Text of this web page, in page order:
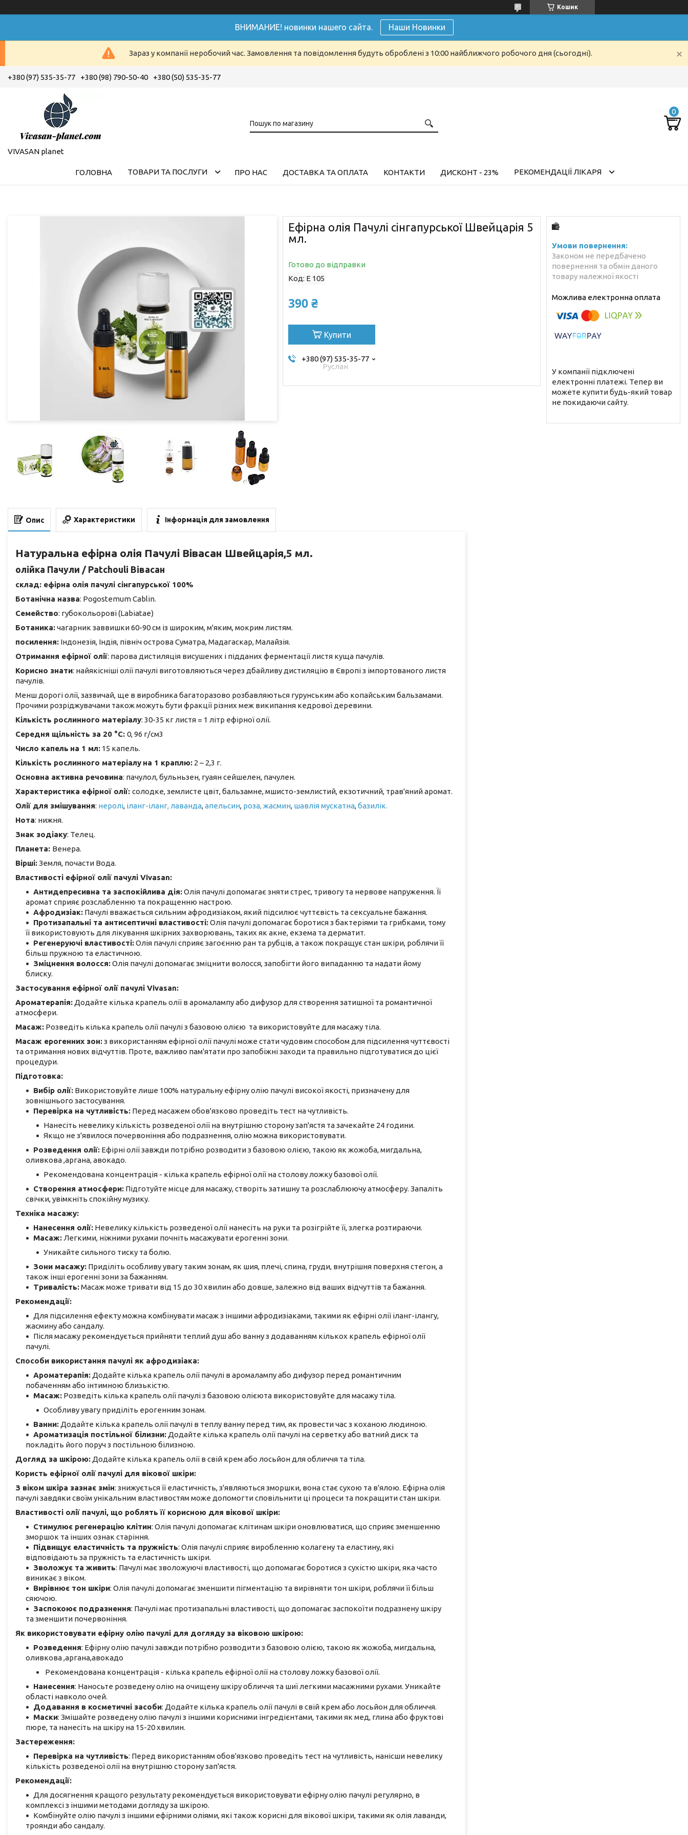
Кошик
ВНИМАНИЕ! новинки нашего сайта. Наши Новинки
Зараз у компанії неробочий час. Замовлення та повідомлення будуть оброблені з 10:00 найближчого робочого дня (сьогодні).
+380 (97) 535-35-77 +380 (98) 790-50-40 +380 (50) 535-35-77
VIVASAN planet
ГОЛОВНА ТОВАРИ ТА ПОСЛУГИ ПРО НАС ДОСТАВКА ТА ОПЛАТА КОНТАКТИ ДИСКОНТ - 23% РЕКОМЕНДАЦІЇ ЛІКАРЯ
Ефірна олія Пачулі сінгапурської Швейцарія 5
мл.
Готово до відправки
Код: Е 105
390 ₴
Купити
+380 (97) 535-35-77
Руслан
Законом не передбачено
повернення та обмін даного
товару належної якості
У компанії підключені
електронні платежі. Тепер ви
можете купити будь-який товар
не покидаючи сайту.
Опис Характеристики Інформація для замовлення
Натуральна ефірна олія Пачулі Вівасан Швейцарія,5 мл.
олійка Пачули / Patchouli Вівасан
склад: ефірна олія пачулі сінгапурської 100%
Ботанічна назва: Pogostemum Cablin.
Семейство: губокольорові (Labiatae)
Ботаника:чагарник заввишки 60-90 см із широким, м'яким, мокрим листям.
посилення: Індонезія, Індія, північ острова Суматра, Мадагаскар, Малайзія.
Отримання ефірної олії: парова дистиляція висушених і підданих ферментації листя куща пачулів.
Корисно знати: найякісніші олії пачулі виготовляються через дбайливу дистиляцію в Європі з імпортованого листя
пачулів.
Менш дорогі олії, зазвичай, ще в виробника багаторазово розбавляються гурунським або копайським бальзамами.
Прочими розріджувачами також можуть бути фракції різних меж википання кедрової деревини.
Кількість рослинного матеріалу: 30-35 кг листя = 1 літр ефірної олії.
Середня щільність за 20 °C: 0, 96 г/см3
Число капель на 1 мл: 15 капель.
Кількість рослинного матеріалу на 1 краплю: 2 – 2,3 г.
Основна активна речовина: пачулол, бульньзен, гуаян сейшелен, пачулен.
Характеристика ефірної олії: солодке, землисте цвіт, бальзамне, мшисто-землистий, екзотичний, трав'яний аромат.
Олії для змішування: неролі, іланг-іланг, лаванда,апельсин, роза,жасмин, шавлія мускатна,базилік.
Нота: нижня.
Знак зодіаку: Телец.
Планета: Венера.
Вірші:Земля, почасти Вода.
Властивості ефірної олії пачулі Vivasan:
Антидепресивна та заспокійлива дія:Олія пачулі допомагає зняти стрес, тривогу та нервове напруження. Її
аромат сприяє розслабленню та покращенню настрою.
Афродизіак: Пачулі вважається сильним афродизіаком, який підсилює чуттєвість та сексуальне бажання.
Протизапальні та антисептичні властивості:Олія пачулі допомагає боротися з бактеріями та грибками, тому
її використовують для лікування шкірних захворювань, таких як акне, екзема та дерматит.
Регенеруючі властивості:Олія пачулі сприяє загоєнню ран та рубців, а також покращує стан шкіри, роблячи її
більш пружною та еластичною.
Зміцнення волосся:Олія пачулі допомагає зміцнити волосся, запобігти його випаданню та надати йому
блиску.
Застосування ефірної олії пачулі Vivasan:
Ароматерапія: Додайте кілька крапель олії в аромалампу або дифузор для створення затишної та романтичної
атмосфери.
Масаж: Розведіть кілька крапель олії пачулі з базовою олією та використовуйте для масажу тіла.
Масаж ерогенних зон:з використанням ефірної олії пачулі може стати чудовим способом для підсилення чуттєвості
та отримання нових відчуттів. Проте, важливо пам'ятати про запобіжні заходи та правильно підготуватися до цієї
процедури.
Підготовка:
Вибір олії: Використовуйте лише 100% натуральну ефірну олію пачулі високої якості, призначену для
зовнішнього застосування.
Перевірка на чутливість: Перед масажем обов'язково проведіть тест на чутливість.
Нанесіть невелику кількість розведеної олії на внутрішню сторону зап'ястя та зачекайте 24 години.
Якщо не з'явилося почервоніння або подразнення, олію можна використовувати.
Розведення олії: Ефірні олії завжди потрібно розводити з базовою олією, такою як жожоба, мигдальна,
оливкова ,аргана, авокадо.
Рекомендована концентрація - кілька крапель ефірної олії на столову ложку базової олії.
Створення атмосфери: Підготуйте місце для масажу, створіть затишну та розслаблюючу атмосферу. Запаліть
свічки, увімкніть спокійну музику.
Техніка масажу:
Нанесення олії: Невелику кількість розведеної олії нанесіть на руки та розігрійте її, злегка розтираючи.
Масаж: Легкими, ніжними рухами почніть масажувати ерогенні зони.
Уникайте сильного тиску та болю.
Зони масажу: Приділіть особливу увагу таким зонам, як шия, плечі, спина, груди, внутрішня поверхня стегон, а
також інші ерогенні зони за бажанням.
Тривалість:Масаж може тривати від 15 до 30 хвилин або довше, залежно від ваших відчуттів та бажання.
Рекомендації:
Для підсилення ефекту можна комбінувати масаж з іншими афродизіаками, такими як ефірні олії іланг-ілангу,
жасмину або сандалу.
Після масажу рекомендується прийняти теплий душ або ванну з додаванням кількох крапель ефірної олії
пачулі.
Способи використання пачулі як афродизіака:
Ароматерапія: Додайте кілька крапель олії пачулі в аромалампу або дифузор перед романтичним
побаченням або інтимною близькістю.
Масаж: Розведіть кілька крапель олії пачулі з базовою олієюта використовуйте для масажу тіла.
Особливу увагу приділіть ерогенним зонам.
Ванни: Додайте кілька крапель олії пачулі в теплу ванну перед тим, як провести час з коханою людиною.
Ароматизація постільної білизни: Додайте кілька крапель олії пачулі на серветку або ватний диск та
покладіть його поруч з постільною білизною.
Догляд за шкірою: Додайте кілька крапель олії в свій крем або лосьйон для обличчя та тіла.
Користь ефірної олії пачулі для вікової шкіри:
З віком шкіра зазнає змін: знижується її еластичність, з'являються зморшки, вона стає сухою та в'ялою. Ефірна олія
пачулі завдяки своїм унікальним властивостям може допомогти сповільнити ці процеси та покращити стан шкіри.
Властивості олії пачулі, що роблять її корисною для вікової шкіри:
Стимулює регенерацію клітин: Олія пачулі допомагає клітинам шкіри оновлюватися, що сприяє зменшенню
зморшок та інших ознак старіння.
Підвищує еластичність та пружність: Олія пачулі сприяє виробленню колагену та еластину, які
відповідають за пружність та еластичність шкіри.
Зволожує та живить: Пачулі має зволожуючі властивості, що допомагає боротися з сухістю шкіри, яка часто
виникає з віком.
Вирівнює тон шкіри: Олія пачулі допомагає зменшити пігментацію та вирівняти тон шкіри, роблячи її більш
сяючою.
Заспокоює подразнення: Пачулі має протизапальні властивості, що допомагає заспокоїти подразнену шкіру
та зменшити почервоніння.
Як використовувати ефірну олію пачулі для догляду за віковою шкірою:
Розведення: Ефірну олію пачулі завжди потрібно розводити з базовою олією, такою як жожоба, мигдальна,
оливкова ,аргана,авокадо
Рекомендована концентрація - кілька крапель ефірної олії на столову ложку базової олії.
Нанесення: Наносьте розведену олію на очищену шкіру обличчя та шиї легкими масажними рухами. Уникайте
області навколо очей.
Додавання в косметичні засоби: Додайте кілька крапель олії пачулі в свій крем або лосьйон для обличчя.
Маски: Змішайте розведену олію пачулі з іншими корисними інгредієнтами, такими як мед, глина або фруктові
пюре, та нанесіть на шкіру на 15-20 хвилин.
Застереження:
Перевірка на чутливість: Перед використанням обов'язково проведіть тест на чутливість, нанісши невелику
кількість розведеної олії на внутрішню сторону зап'ястя.
Рекомендації:
Для досягнення кращого результату рекомендується використовувати ефірну олію пачулі регулярно, в
комплексі з іншими методами догляду за шкірою.
Комбінуйте олію пачулі з іншими ефірними оліями, які також корисні для вікової шкіри, такими як олія лаванди,
троянди або сандалу.